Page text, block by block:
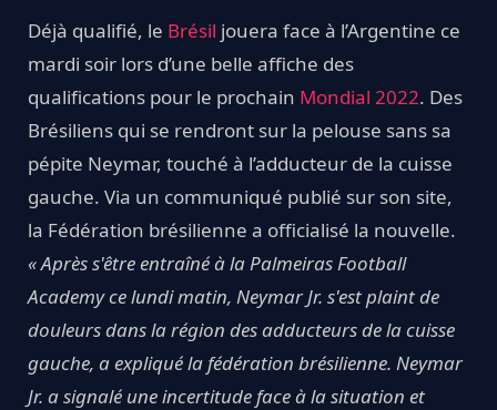
Déjà qualifié, le Brésil jouera face à l’Argentine ce
mardi soir lors d’une belle affiche des
qualifications pour le prochain Mondial 2022. Des
Brésiliens qui se rendront sur la pelouse sans sa
pépite Neymar, touché à l’adducteur de la cuisse
gauche. Via un communiqué publié sur son site,
la Fédération brésilienne a officialisé la nouvelle.
« Après s'être entraîné à la Palmeiras Football
Academy ce lundi matin, Neymar Jr. s'est plaint de
douleurs dans la région des adducteurs de la cuisse
gauche, a expliqué la fédération brésilienne. Neymar
Jr. a signalé une incertitude face à la situation et